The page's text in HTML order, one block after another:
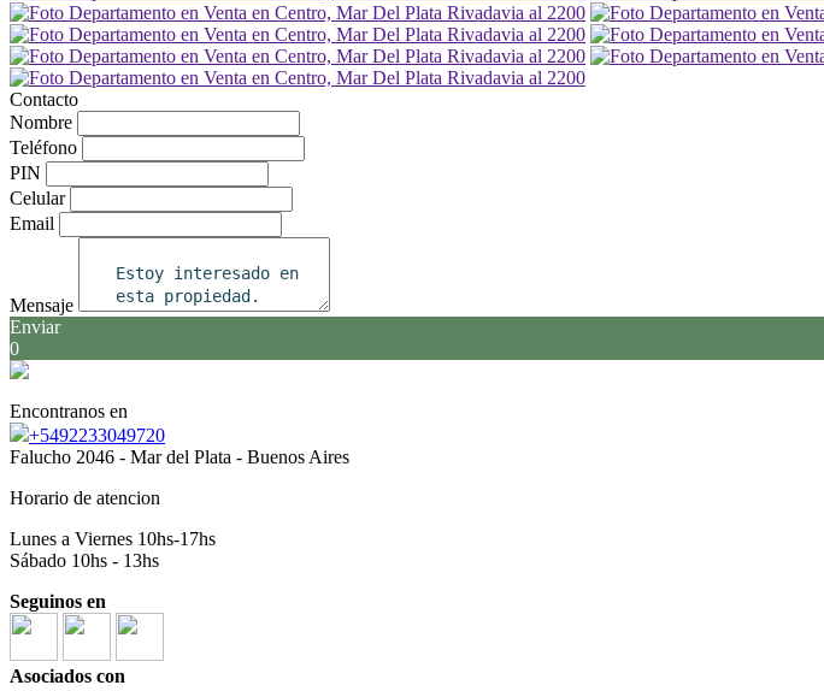
Contacto
Nombre
Teléfono
PIN
Celular
Email
Mensaje
Enviar
0
Encontranos en
+5492233049720
Falucho 2046 - Mar del Plata - Buenos Aires
Horario de atencion
Lunes a Viernes 10hs-17hs
Sábado 10hs - 13hs
Seguinos en
Asociados con